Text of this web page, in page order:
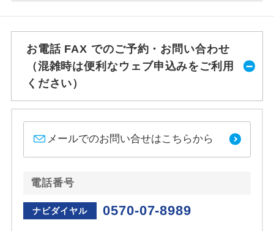
お電話 FAX でのご予約・お問い合わせ
（混雑時は便利なウェブ申込みをご利用
ください）
メールでのお問い合せはこちらから
電話番号
ナビダイヤル 0570-07-8989